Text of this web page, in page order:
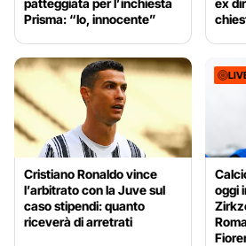
patteggiata per l’inchiesta
Prisma: “Io, innocente”
ex
Cristiano Ronaldo vince
l’arbitrato con la Juve sul
caso stipendi: quanto
riceverà di arretrati
oggi